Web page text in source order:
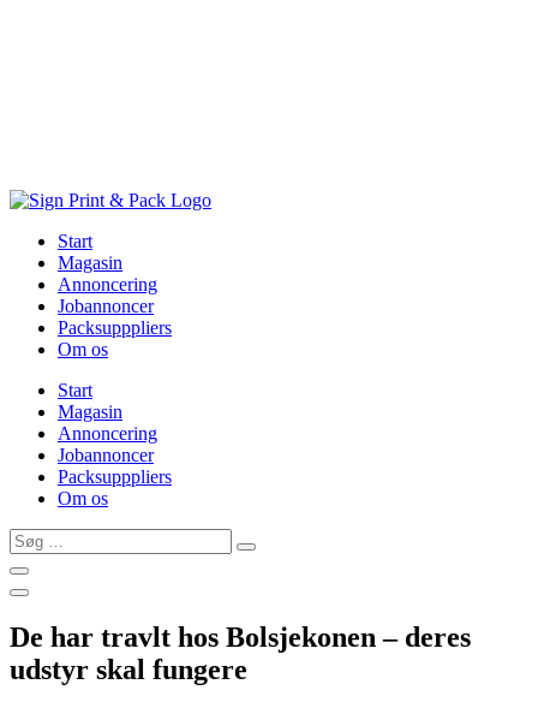
Start
Magasin
Annoncering
Jobannoncer
Packsupppliers
Om os
Start
Magasin
Annoncering
Jobannoncer
Packsupppliers
Om os
Søg
…
De har travlt hos Bolsjekonen – deres
udstyr skal fungere